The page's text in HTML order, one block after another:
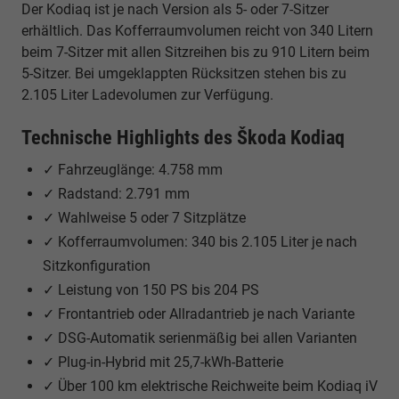
Der Kodiaq ist je nach Version als 5- oder 7-Sitzer
erhältlich. Das Kofferraumvolumen reicht von 340 Litern
beim 7-Sitzer mit allen Sitzreihen bis zu 910 Litern beim
5-Sitzer. Bei umgeklappten Rücksitzen stehen bis zu
2.105 Liter Ladevolumen zur Verfügung.
Technische Highlights des Škoda Kodiaq
✓ Fahrzeuglänge: 4.758 mm
✓ Radstand: 2.791 mm
✓ Wahlweise 5 oder 7 Sitzplätze
✓ Kofferraumvolumen: 340 bis 2.105 Liter je nach
Sitzkonfiguration
✓ Leistung von 150 PS bis 204 PS
✓ Frontantrieb oder Allradantrieb je nach Variante
✓ DSG-Automatik serienmäßig bei allen Varianten
✓ Plug-in-Hybrid mit 25,7-kWh-Batterie
✓ Über 100 km elektrische Reichweite beim Kodiaq iV